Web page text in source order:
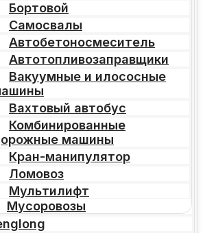
Бортовой
Самосвалы
Автобетоносмеситель
Автотопливозаправщики
Вакуумные и илососные
Вахтовый автобус
Комбинированные
машины
Кран-манипулятор
Ломовоз
Мультилифт
Мусоровозы